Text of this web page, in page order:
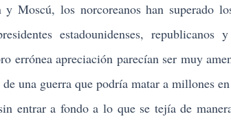
los norcoreanos han superado
estadounidenses, republicanos
errónea apreciación parecían ser muy
una guerra que podría matar a millones
a fondo a lo que se tejía de